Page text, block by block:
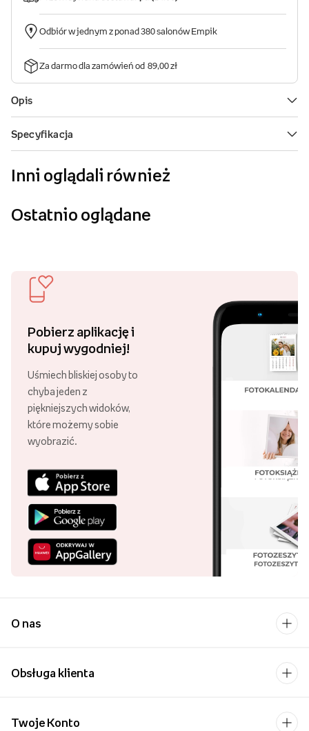
Inni oglądali również
Ostatnio oglądane
Pobierz aplikację i
kupuj wygodniej!
Uśmiech bliskiej osoby to
chyba jeden z
piękniejszych widoków,
które możemy sobie
wyobrazić.
O nas
Obsługa klienta
Twoje Konto